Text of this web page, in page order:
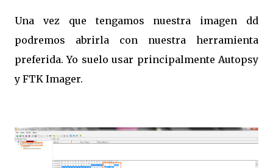
Una vez que tengamos nuestra imagen dd
podremos abrirla con nuestra herramienta
preferida. Yo suelo usar principalmente Autopsy
y FTK Imager.